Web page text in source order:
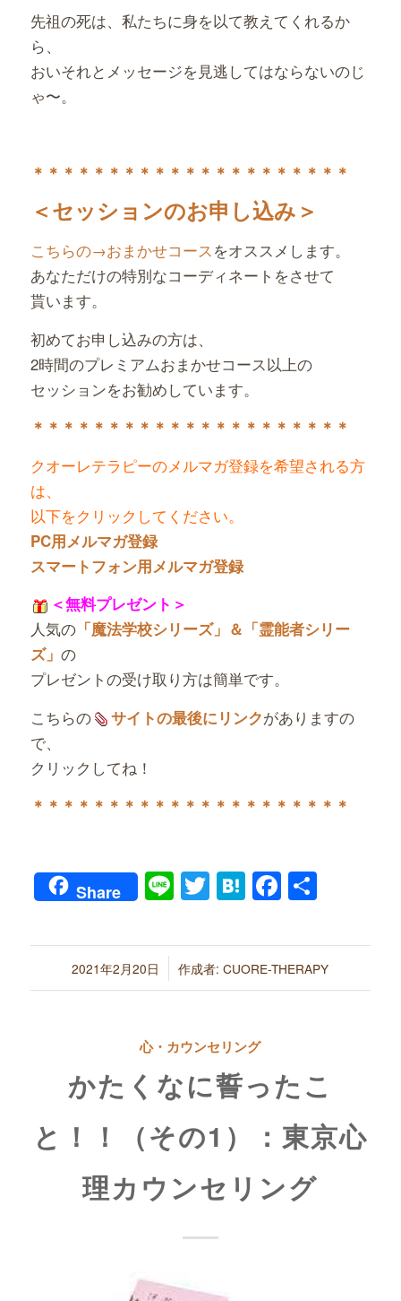
先祖の死は、私たちに身を以て教えてくれるか
ら、
おいそれとメッセージを見逃してはならないのじ
ゃ〜。
＊＊＊＊＊＊＊＊＊＊＊＊＊ ＊＊＊＊＊＊＊＊
＜セッションのお申し込み＞
こちらの→おまかせコースをオススメします。
あなただけの特別なコーディネートをさせて
貰います。
初めてお申し込みの方は、
2時間のプレミアムおまかせコース以上の
セッションをお勧めしています。
＊＊＊＊＊＊＊＊＊＊＊＊＊＊＊＊＊＊＊＊＊
クオーレテラピーのメルマガ登録を希望される方
は、
以下をクリックしてください。
PC用メルマガ登録
スマートフォン用メルマガ登録
＜無料プレゼント＞
人気の「魔法学校シリーズ」＆「霊能者シリー
ズ」 の
プレゼントの受け取り方は簡単です。
こちらの
サイトの最後にリンクがありますの
で、
クリックしてね！
＊＊＊＊＊＊＊＊＊＊＊＊＊＊＊＊＊＊＊＊＊
Share LineTwitter
Hatena共
2021年2月20日
/ 作成者:CUORE-THERAPY
心・カウンセリング
かたくなに誓ったこ
と！！（その1）：東京心
理カウンセリング